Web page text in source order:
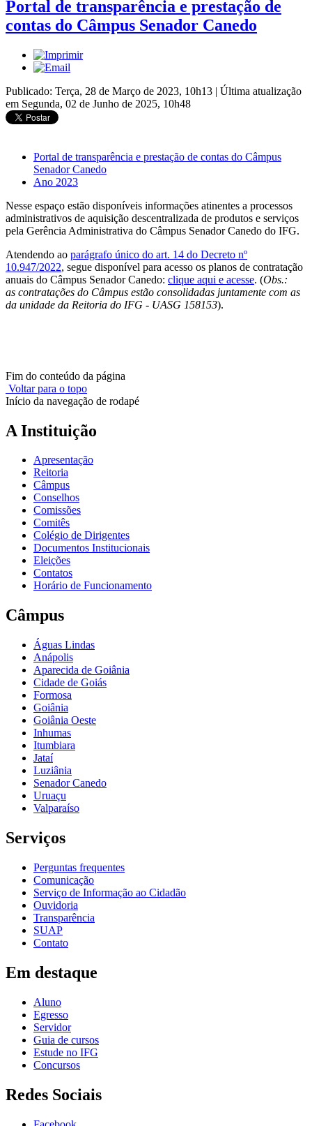
Portal de transparência e prestação de
contas do Câmpus Senador Canedo
Publicado: Terça, 28 de Março de 2023, 10h13 | Última atualização
em Segunda, 02 de Junho de 2025, 10h48
Portal de transparência e prestação de contas do Câmpus
Senador Canedo
Ano 2023
Nesse espaço estão disponíveis informações atinentes a processos
administrativos de aquisição descentralizada de produtos e serviços
pela Gerência Administrativa do Câmpus Senador Canedo do IFG.
Atendendo ao parágrafo único do art. 14 do Decreto nº
10.947/2022, segue disponível para acesso os planos de contratação
anuais do Câmpus Senador Canedo: clique aqui e acesse. (Obs.:
as contratações do Câmpus estão consolidadas juntamente com as
da unidade da Reitoria do IFG - UASG 158153).
Fim do conteúdo da página
Voltar para o topo
Início da navegação de rodapé
A Instituição
Apresentação
Reitoria
Câmpus
Conselhos
Comissões
Comitês
Colégio de Dirigentes
Documentos Institucionais
Eleições
Contatos
Horário de Funcionamento
Câmpus
Águas Lindas
Anápolis
Aparecida de Goiânia
Cidade de Goiás
Formosa
Goiânia
Goiânia Oeste
Inhumas
Itumbiara
Jataí
Luziânia
Senador Canedo
Uruaçu
Valparaíso
Serviços
Perguntas frequentes
Comunicação
Serviço de Informação ao Cidadão
Ouvidoria
Transparência
SUAP
Contato
Em destaque
Aluno
Egresso
Servidor
Guia de cursos
Estude no IFG
Concursos
Redes Sociais